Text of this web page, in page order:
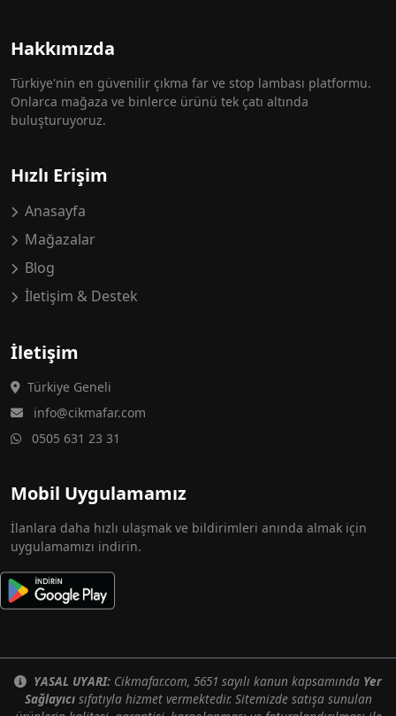
Hakkımızda
Türkiye'nin en güvenilir çıkma far ve stop lambası platformu.
Onlarca mağaza ve binlerce ürünü tek çatı altında
buluşturuyoruz.
Hızlı Erişim
Anasayfa
Mağazalar
Blog
İletişim & Destek
İletişim
Türkiye Geneli
info@cikmafar.com
0505 631 23 31
Mobil Uygulamamız
İlanlara daha hızlı ulaşmak ve bildirimleri anında almak için
uygulamamızı indirin.
YASAL UYARI: Cikmafar.com, 5651 sayılı kanun kapsamında Yer
Sağlayıcısıfatıyla hizmet vermektedir. Sitemizde satışa sunulan